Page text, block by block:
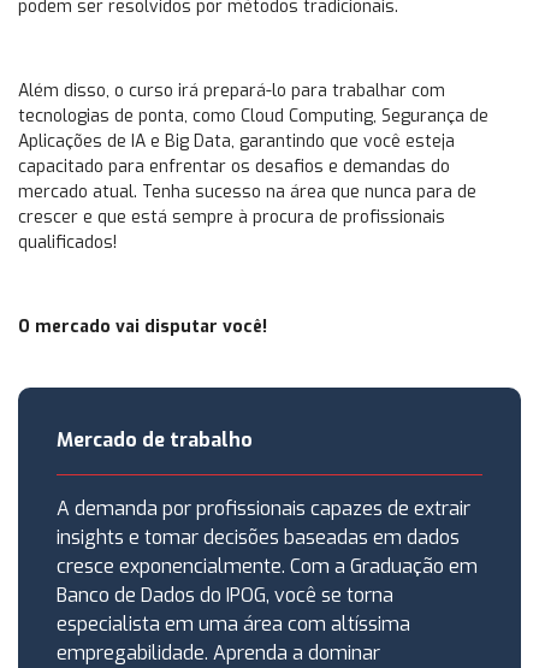
podem ser resolvidos por métodos tradicionais.
Além disso, o curso irá prepará-lo para trabalhar com
tecnologias de ponta, como Cloud Computing, Segurança de
Aplicações de IA e Big Data, garantindo que você esteja
capacitado para enfrentar os desafios e demandas do
mercado atual. Tenha sucesso na área que nunca para de
crescer e que está sempre à procura de profissionais
qualificados!
O mercado vai disputar você!
Mercado de trabalho
A demanda por profissionais capazes de extrair
insights e tomar decisões baseadas em dados
cresce exponencialmente. Com a Graduação em
Banco de Dados do IPOG, você se torna
especialista em uma área com altíssima
empregabilidade. Aprenda a dominar